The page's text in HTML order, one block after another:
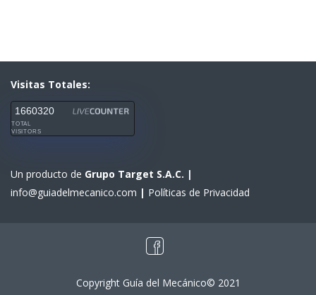
Visitas Totales:
1660320
TOTAL
VISITORS
Un producto de Grupo Target S.A.C. |
info@guiadelmecanico.com | Políticas de Privacidad
Copyright Guía del Mecánico© 2021